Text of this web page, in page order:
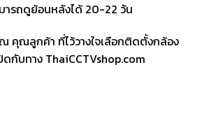
ารถดูย้อนหลังได้ 20-22 วัน
คุณลูกค้า ที่ไว้วางใจเลือกติดตั้งกล้อง
ดกับทาง ThaiCCTVshop.com